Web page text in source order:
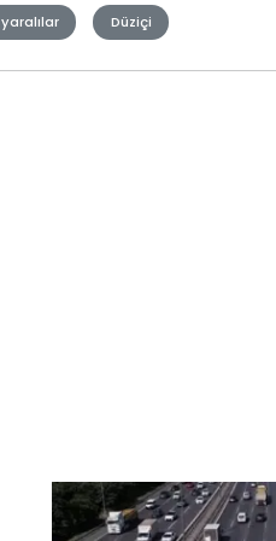
yaralılar Düziçi